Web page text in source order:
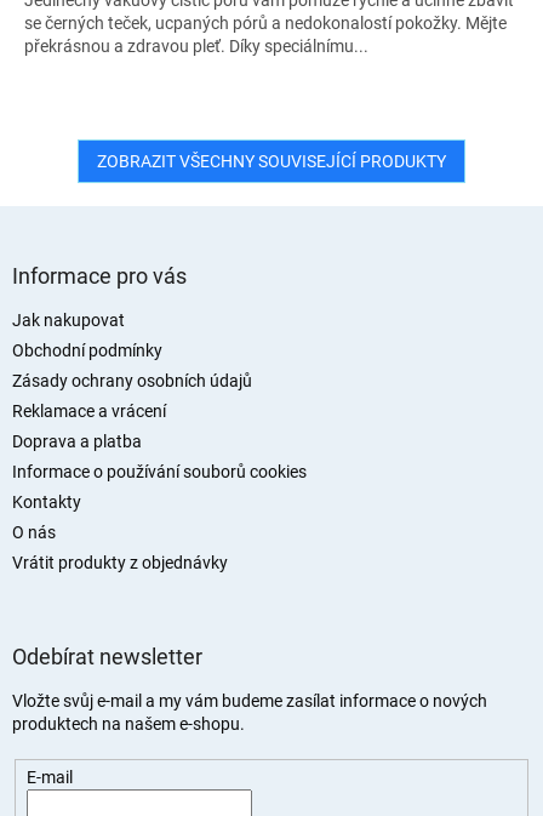
se černých teček, ucpaných pórů a nedokonalostí pokožky. Mějte
překrásnou a zdravou pleť. Díky speciálnímu...
ZOBRAZIT VŠECHNY SOUVISEJÍCÍ PRODUKTY
Informace pro vás
Jak nakupovat
Obchodní podmínky
Zásady ochrany osobních údajů
Reklamace a vrácení
Doprava a platba
Informace o používání souborů cookies
Kontakty
O nás
Vrátit produkty z objednávky
Odebírat newsletter
Vložte svůj e-mail a my vám budeme zasílat informace o nových
produktech na našem e-shopu.
E-mail